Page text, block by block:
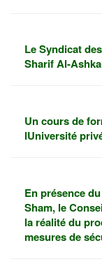
Le Syndicat
Sharif Al-
Un cours de
lUniversité
En présence
Sham, le
la réalité du
mesures de